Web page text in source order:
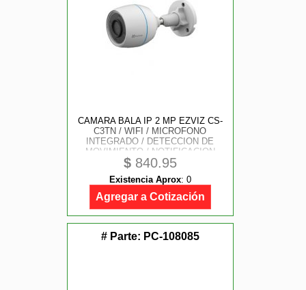
CAMARA BALA IP 2 MP EZVIZ CS-
C3TN / WIFI / MICROFONO
INTEGRADO / DETECCION DE
MOVIMIENTO / NOTIFICACION
PUSH / RANURA PARA MEMORIA /
USO EXTERIOR
$ 840.95
Existencia Aprox: 0
Agregar a Cotización
# Parte: PC-108085